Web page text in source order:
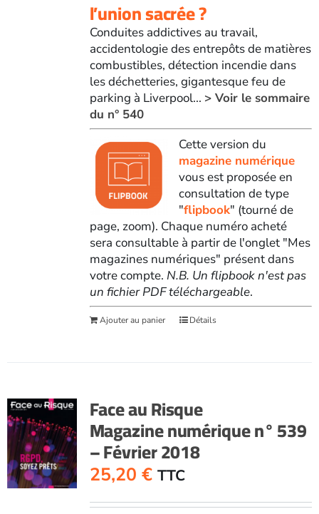
l’union sacrée ?
Conduites addictives au travail,
accidentologie des entrepôts de matières
combustibles, détection incendie dans
les déchetteries, gigantesque feu de
parking à Liverpool... > Voir le sommaire
du n° 540
Cette version du
magazine numérique
vous est proposée en
consultation de type
"flipbook" (tourné de
page, zoom). Chaque numéro acheté
sera consultable à partir de l'onglet "Mes
magazines numériques" présent dans
votre compte. N.B. Un flipbook n'est pas
un fichier PDF téléchargeable.
Ajouter au panier Détails
Face au Risque
Magazine numérique n° 539
– Février 2018
25,20 € TTC